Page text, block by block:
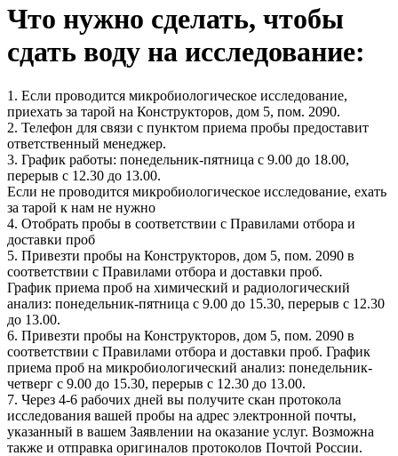
Что нужно сделать, чтобы
сдать воду на исследование:
1. Если проводится микробиологическое исследование,
приехать за тарой на Конструкторов, дом 5, пом. 2090.
2. Телефон для связи с пунктом приема пробы предоставит
ответственный менеджер.
3. График работы: понедельник-пятница с 9.00 до 18.00,
перерыв с 12.30 до 13.00.
Если не проводится микробиологическое исследование, ехать
за тарой к нам не нужно
4. Отобрать пробы в соответствии с Правилами отбора и
доставки проб
5. Привезти пробы на Конструкторов, дом 5, пом. 2090 в
соответствии с Правилами отбора и доставки проб.
График приема проб на химический и радиологический
анализ: понедельник-пятница с 9.00 до 15.30, перерыв с 12.30
до 13.00.
6. Привезти пробы на Конструкторов, дом 5, пом. 2090 в
соответствии с Правилами отбора и доставки проб. График
приема проб на микробиологический анализ: понедельник-
четверг с 9.00 до 15.30, перерыв с 12.30 до 13.00.
7. Через 4-6 рабочих дней вы получите скан протокола
исследования вашей пробы на адрес электронной почты,
указанный в вашем Заявлении на оказание услуг. Возможна
также и отправка оригиналов протоколов Почтой России.